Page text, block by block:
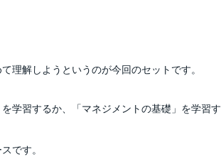
理解しようというのが今回のセットです。
学習するか、「マネジメントの基礎」を学習す
です。